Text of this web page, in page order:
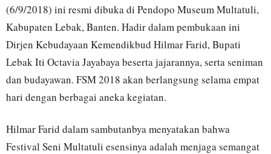
(6/9/2018) ini resmi dibuka di Pendopo Museum Multatuli,
Kabupaten Lebak, Banten. Hadir dalam pembukaan ini
Dirjen Kebudayaan Kemendikbud Hilmar Farid, Bupati
Lebak Iti Octavia Jayabaya beserta jajarannya, serta seniman
dan budayawan. FSM 2018 akan berlangsung selama empat
hari dengan berbagai aneka kegiatan.
Hilmar Farid dalam sambutanbya menyatakan bahwa
Festival Seni Multatuli esensinya adalah menjaga semangat